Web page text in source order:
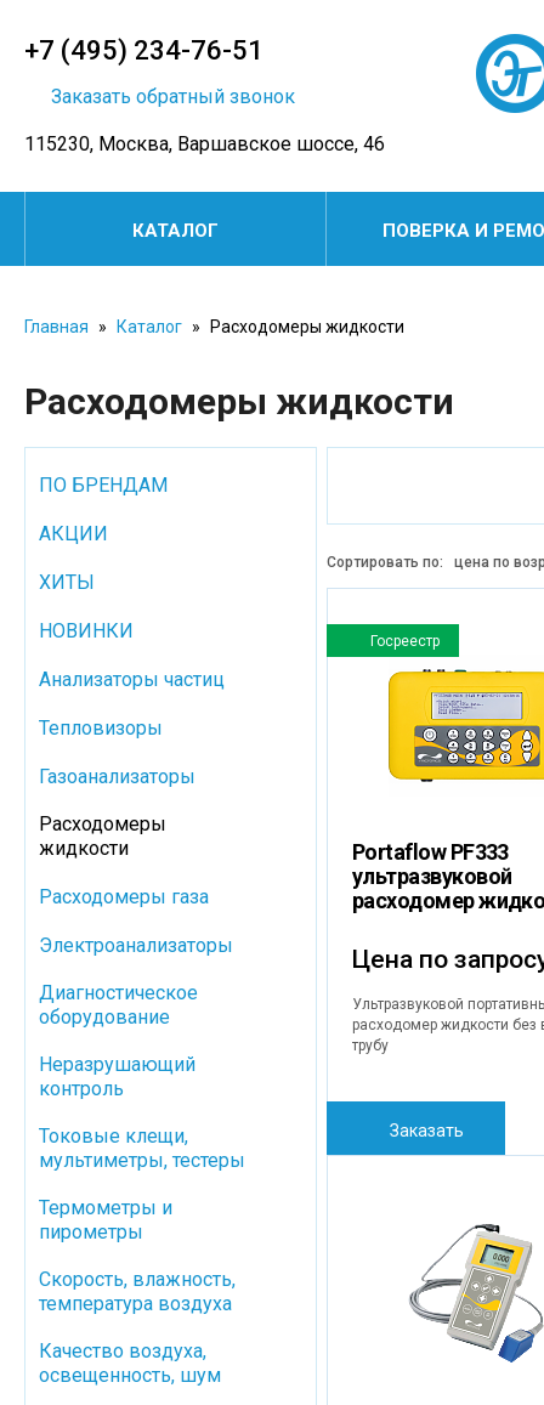
+7 (495) 234-76-51
Заказать обратный звонок
115230, Москва, Варшавское шоссе, 46
КАТАЛОГ ПОВЕРКА И
Главная » Каталог » Расходомеры жидкости
Расходомеры жидкости
Сортировать по: цена по
Госреестр
Portaflow PF333
ультразвуковой
расходомер
Цена по
Ультразвуковой
расходомер жидкости без
трубу
Заказать
ПО БРЕНДАМ
АКЦИИ
ХИТЫ
НОВИНКИ
Анализаторы частиц
Тепловизоры
Газоанализаторы
Расходомеры
жидкости
Расходомеры газа
Электроанализаторы
Диагностическое
оборудование
Неразрушающий
контроль
Токовые клещи,
мультиметры, тестеры
Термометры и
пирометры
Скорость, влажность,
температура воздуха
Качество воздуха,
освещенность, шум